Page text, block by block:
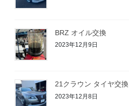
BRZ オイル交換
2023年12月9日
21クラウン タイヤ交換
2023年12月8日